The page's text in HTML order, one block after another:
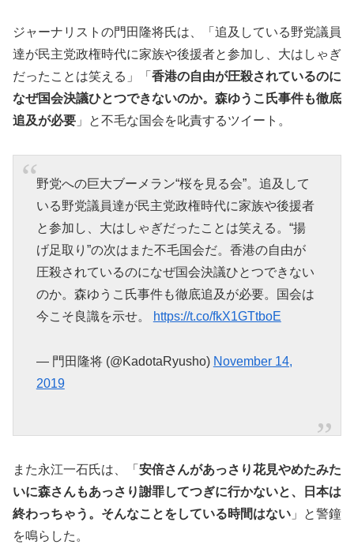
ジャーナリストの門田隆将氏は、「追及している野党議員
達が民主党政権時代に家族や後援者と参加し、大はしゃぎ
だったことは笑える」「 香港の自由が圧殺されているのに
なぜ国会決議ひとつできないのか。森ゆうこ氏事件も徹底
追及が必要 」と不毛な国会を叱責するツイート。
野党への巨大ブーメラン“桜を見る会”。追及して
いる野党議員達が民主党政権時代に家族や後援者
と参加し、大はしゃぎだったことは笑える。“揚
げ足取り”の次はまた不毛国会だ。香港の自由が
圧殺されているのになぜ国会決議ひとつできない
のか。森ゆうこ氏事件も徹底追及が必要。国会は
今こそ良識を示せ。
https://t.co/fkX1GTtboE
— 門田隆将 (@KadotaRyusho) November 14,
2019
また永江一石氏は、「 安倍さんがあっさり花見やめたみた
いに森さんもあっさり謝罪してつぎに行かないと、日本は
終わっちゃう。そんなことをしている時間はない 」と警鐘
を鳴らした。